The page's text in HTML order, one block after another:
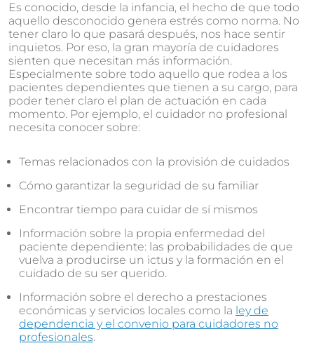
Es conocido, desde la infancia, el hecho de que todo
aquello desconocido genera estrés como norma. No
tener claro lo que pasará después, nos hace sentir
inquietos. Por eso, la gran mayoría de cuidadores
sienten que necesitan más información.
Especialmente sobre todo aquello que rodea a los
pacientes dependientes que tienen a su cargo, para
poder tener claro el plan de actuación en cada
momento. Por ejemplo, el cuidador no profesional
necesita conocer sobre:
Temas relacionados con la provisión de cuidados
Cómo garantizar la seguridad de su familiar
Encontrar tiempo para cuidar de sí mismos
Información sobre la propia enfermedad del
paciente dependiente: las probabilidades de que
vuelva a producirse un ictus y la formación en el
cuidado de su ser querido.
Información sobre el derecho a prestaciones
económicas y servicios locales como la ley de
dependencia y el convenio para cuidadores no
profesionales.